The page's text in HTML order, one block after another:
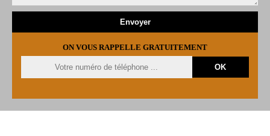
ON VOUS RAPPELLE GRATUITEMENT